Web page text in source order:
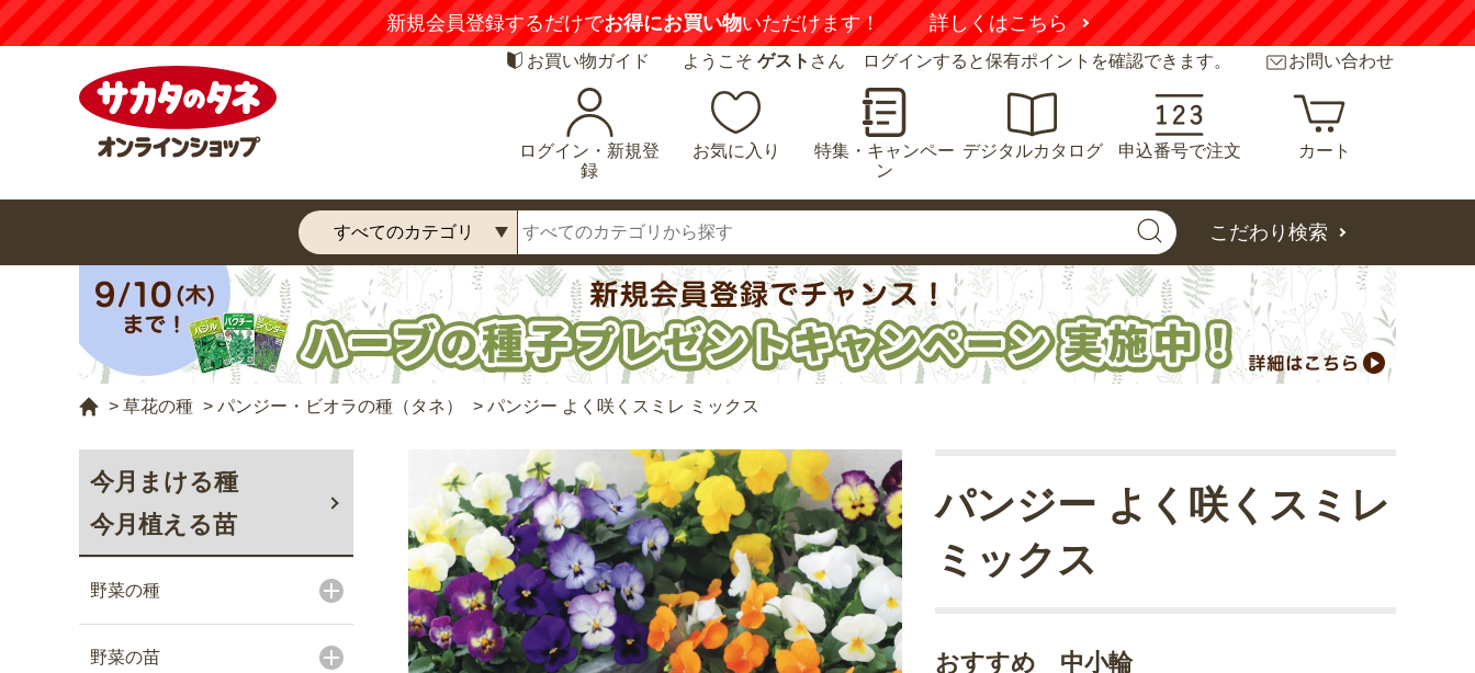
新規会員登録するだけでお得にお買い物いただけます！ 詳しくはこちら
お買い物ガイド ようこそ ゲスト さん ログインすると保有ポイントを確認できます。 お問い合わせ
ログイン・新規登
録
お気に入り
特集・キャンペー
ン
デジタルカタログ 申込番号で注文 カート
こだわり検索
> 草花の種 > パンジー・ビオラの種（タネ） > パンジー よく咲くスミレ ミックス
今月まける種
今月植える苗
野菜の種
野菜の苗
おすすめ 中小輪
パンジー よく咲くスミレ
ミックス